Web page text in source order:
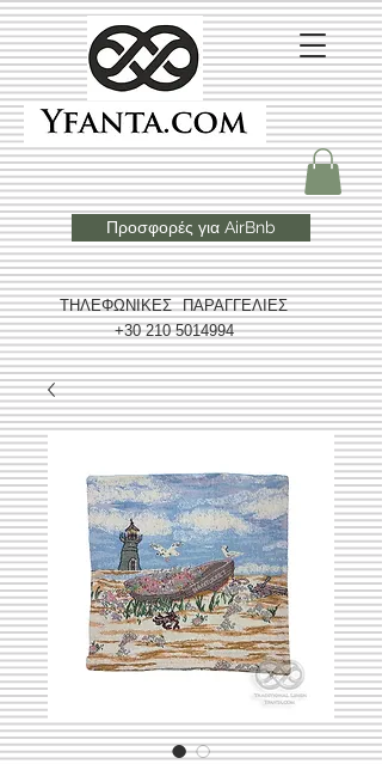
ΤΗΛΕΦΩΝΙΚΕΣ ΠΑΡΑΓΓΕΛΙΕΣ
+30 210 5014994
Προσφορές για AirBnb